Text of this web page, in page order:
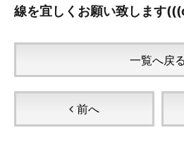
線を宜しくお願い致しま
前へ
一覧へ戻る